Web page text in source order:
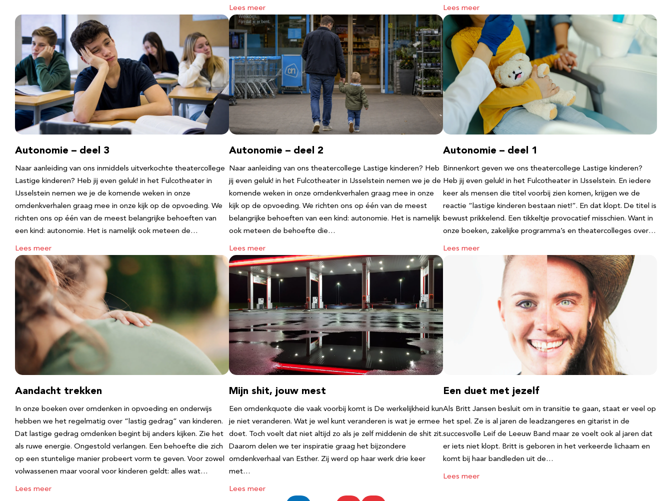
Lees meer Lees meer
Autonomie – deel 3
Naar aanleiding van ons inmiddels uitverkochte theatercollege
Lastige kinderen? Heb jij even geluk! in het Fulcotheater in
IJsselstein nemen we je de komende weken in onze
omdenkverhalen graag mee in onze kijk op de opvoeding. We
richten ons op één van de meest belangrijke behoeften van
een kind: autonomie. Het is namelijk ook meteen de…
Lees meer
Autonomie – deel 2
Naar aanleiding van ons theatercollege Lastige kinderen? Heb
jij even geluk! in het Fulcotheater in IJsselstein nemen we je de
komende weken in onze omdenkverhalen graag mee in onze
kijk op de opvoeding. We richten ons op één van de meest
belangrijke behoeften van een kind: autonomie. Het is namelijk
ook meteen de behoefte die…
Lees meer
Autonomie – deel 1
Binnenkort geven we ons theatercollege Lastige kinderen?
Heb jij even geluk! in het Fulcotheater in IJsselstein. En iedere
keer als mensen die titel voorbij zien komen, krijgen we de
reactie “lastige kinderen bestaan niet!”. En dat klopt. De titel is
bewust prikkelend. Een tikkeltje provocatief misschien. Want in
onze boeken, zakelijke programma’s en theatercolleges over…
Lees meer
Aandacht trekken
In onze boeken over omdenken in opvoeding en onderwijs
hebben we het regelmatig over “lastig gedrag” van kinderen.
Dat lastige gedrag omdenken begint bij anders kijken. Zie het
als ruwe energie. Ongestold verlangen. Een behoefte die zich
op een stuntelige manier probeert vorm te geven. Voor zowel
volwassenen maar vooral voor kinderen geldt: alles wat…
Lees meer
Mijn shit, jouw mest
Een omdenkquote die vaak voorbij komt is De werkelijkheid kun
je niet veranderen. Wat je wel kunt veranderen is wat je ermee
doet. Toch voelt dat niet altijd zo als je zelf middenin de shit zit.
Daarom delen we ter inspiratie graag het bijzondere
omdenkverhaal van Esther. Zij werd op haar werk drie keer
met…
Lees meer
Een duet met jezelf
Als Britt Jansen besluit om in transitie te gaan, staat er veel op
het spel. Ze is al jaren de leadzangeres en gitarist in de
succesvolle Leif de Leeuw Band maar ze voelt ook al jaren dat
er iets niet klopt. Britt is geboren in het verkeerde lichaam en
komt bij haar bandleden uit de…
Lees meer